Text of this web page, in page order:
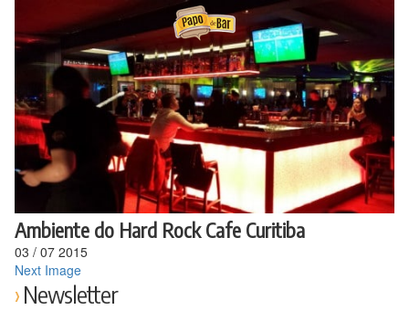
para
conteúdo
Ambiente do Hard Rock Cafe Curitiba
03 / 07 2015
Next Image
Newsletter